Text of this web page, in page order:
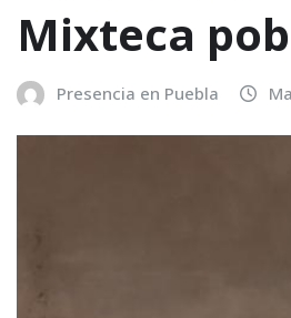
Mixteca
Presencia en Puebla